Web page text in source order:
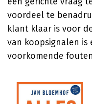
voordeel te
klant klaar is voor
van koopsignalen is
voorkomende